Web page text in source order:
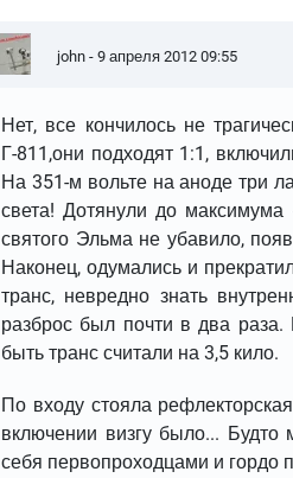
john - 9 апреля 2012 09:55
Нет, все кончилось не
Г-811,они подходят 1:1,
На 351-м вольте на аноде три
света! Дотянули до
святого Эльма не убавило,
Наконец, одумались и
транс, невредно знать
разброс был почти в два
быть транс считали на 3,5 кило.
По входу стояла
включении визгу было...
себя первопроходцами и гордо